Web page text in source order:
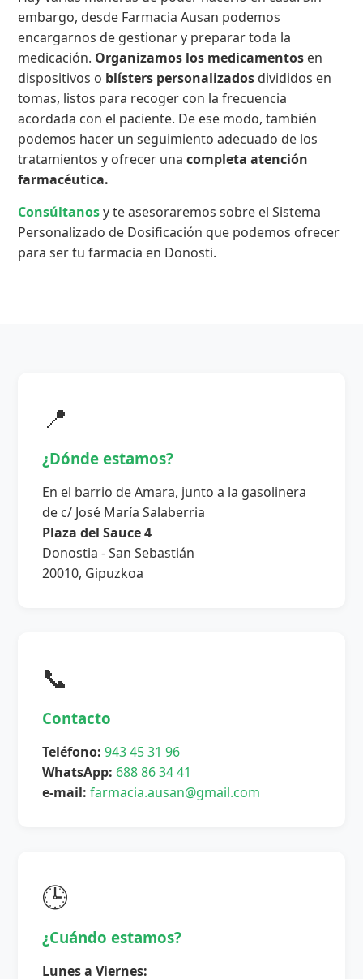
embargo, desde Farmacia Ausan podemos
encargarnos de gestionar y preparar toda la
medicación. Organizamos los medicamentos en
dispositivos o blísters personalizados divididos en
tomas, listos para recoger con la frecuencia
acordada con el paciente. De ese modo, también
podemos hacer un seguimiento adecuado de los
tratamientos y ofrecer unacompleta atención
farmacéutica.
Consúltanosy te asesoraremos sobre el Sistema
Personalizado de Dosificación que podemos ofrecer
para ser tu farmacia en Donosti.
📍
¿Dónde estamos?
En el barrio de Amara, junto a la gasolinera
de c/ José María Salaberria
Plaza del Sauce 4
Donostia - San Sebastián
20010, Gipuzkoa
📞
Contacto
Teléfono: 943 45 31 96
WhatsApp: 688 86 34 41
e-mail: farmacia.ausan@gmail.com
🕒
¿Cuándo estamos?
Lunes a Viernes: